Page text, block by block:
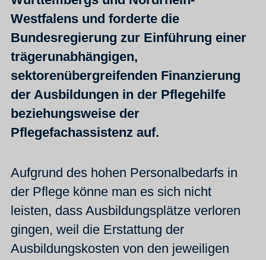
Westfalens und forderte die
Bundesregierung zur Einführung einer
trägerunabhängigen,
sektorenübergreifenden Finanzierung
der Ausbildungen in der Pflegehilfe
beziehungsweise der
Pflegefachassistenz auf.
Aufgrund des hohen Personalbedarfs in
der Pflege könne man es sich nicht
leisten, dass Ausbildungsplätze verloren
gingen, weil die Erstattung der
Ausbildungskosten von den jeweiligen